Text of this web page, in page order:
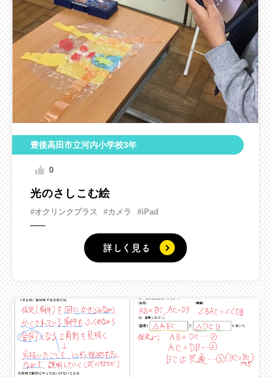
豊後高田市立河内小学校3年
0
光のさしこむ絵
#オクリンクプラス #カメラ #iPad
詳しく見る